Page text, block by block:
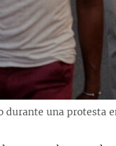
una protesta